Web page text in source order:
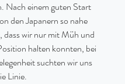
Nach einem guten Start
den Japanern so nahe
dass wir nur mit Müh und
halten konnten, bei
suchten wir uns
Linie.